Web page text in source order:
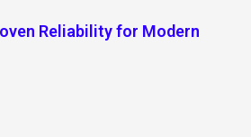
Reliability for Modern